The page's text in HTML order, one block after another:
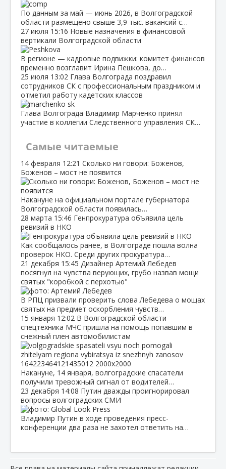
По данным за май — июнь 2026, в Волгоградской
области размещено свыше 3,9 тыс. вакансий с…
27 июля 15:16 Новые назначения в финансовой
вертикали Волгоградской области
В регионе — кадровые подвижки: комитет финансов
временно возглавит Ирина Пешкова, до…
25 июля 13:02 Глава Волгограда поздравил
сотрудников СК с профессиональным праздником и
отметил работу кадетских классов
Глава Волгограда Владимир Марченко принял
участие в коллегии Следственного управления СК…
Самые читаемые
14 февраля 12:21 Сколько ни говори: Боженов,
Боженов – мост не появится
Накануне на официальном портале губернатора
Волгоградской области появилась…
28 марта 15:46 Генпрокуратура объявила цель
ревизий в НКО
Как сообщалось ранее, в Волгограде пошла волна
проверок НКО. Среди других прокуратура…
21 декабря 15:45 Дизайнер Артемий Лебедев
посягнул на чувства верующих, грубо назвав мощи
святых "коробкой с перхотью"
В РПЦ призвали проверить слова Лебедева о мощах
святых на предмет оскорбления чувств…
15 января 12:02 В Волгоградской области
спецтехника МЧС пришла на помощь попавшим в
снежный плен автомобилистам
Накануне, 14 января, волгоградские спасатели
получили тревожный сигнал от водителей…
23 декабря 14:08 Путин дважды проигнорировал
вопросы волгоградских СМИ
Владимир Путин в ходе проведения пресс-
конференции два раза не захотел ответить на…